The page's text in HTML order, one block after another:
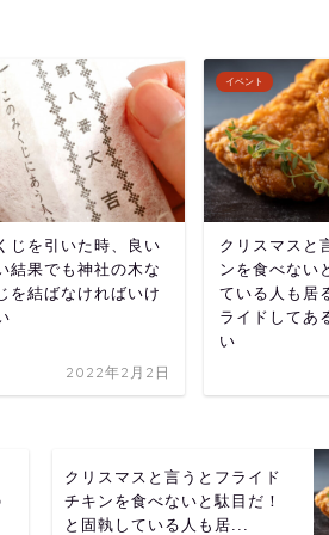
じを引いた時、良い
結果でも神社の木な
を結ばなければいけ
2022年2月2日
イベント
クリスマスと
ンを食べない
ている人も居
ライドしてあ
い
クリスマスと言うとフライド
チキンを食べないと駄目だ！
と固執している人も居...